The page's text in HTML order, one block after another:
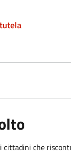
cittadini che